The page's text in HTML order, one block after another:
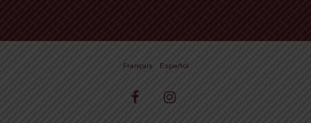
Subtotal: €0,00
Français Español
facebook instagram